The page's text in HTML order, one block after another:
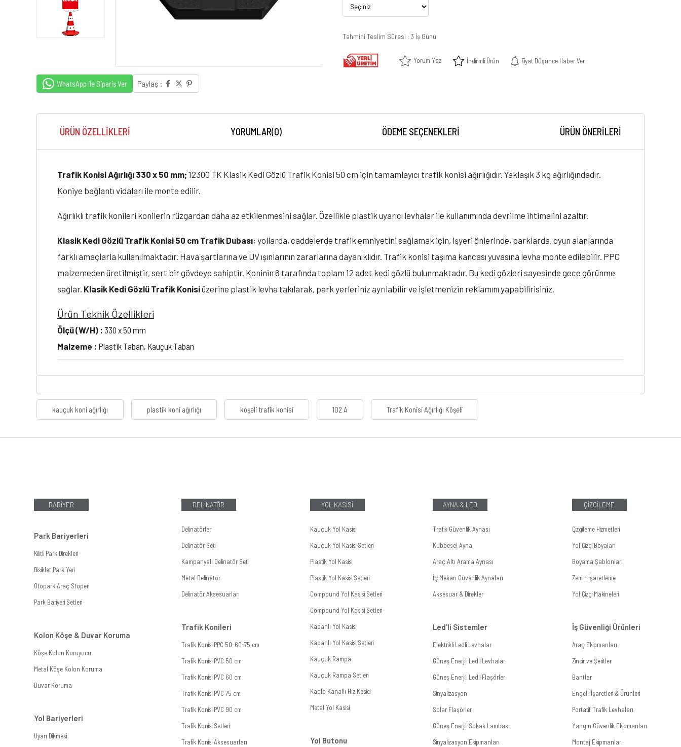
WhatsApp ile Sipariş Ver Paylaş :
Tahmini Teslim Süresi : 3 İş Günü
Yorum Yaz İndirimli Ürün Fiyat Düşünce Haber Ver
ÜRÜN ÖZELLIKLERI YORUMLAR(0) ÖDEME SEÇENEKLERI ÜRÜN ÖNERILERI
Trafik Konisi Ağırlığı 330 x 50 mm; 12300 TK Klasik Kedi Gözlü Trafik Konisi 50 cm için tamamlayıcı trafik konisi ağırlığıdır. Yaklaşık 3 kg ağırlığındadır.
Koniye bağlantı vidaları ile monte edilir.
Ağırlıklı trafik konileri konilerin rüzgardan daha az etkilenmesini sağlar. Özellikle plastik uyarıcı levhalar ile kullanımında devrilme ihtimalini azaltır.
Klasik Kedi Gözlü Trafik Konisi 50 cm Trafik Dubası; yollarda, caddelerde trafik emniyetini sağlamak için, işyeri önlerinde, parklarda, oyun alanlarında
farklı amaçlarla kullanılmaktadır. Hava şartlarına ve UV ışınlarının zararlarına dayanıklıdır. Trafik konisi taşıma kancası yuvasına levha monte edilebilir. PPC
malzemeden üretilmiştir, sert bir gövdeye sahiptir. Koninin 6 tarafında toplam 12 adet kedi gözlü bulunmaktadır. Bu kedi gözleri sayesinde gece görünme
sağlar. Klasik Kedi Gözlü Trafik Konisiüzerine plastik levha takılarak, park yerleriniz ayrılabilir ve işletmenizin reklamını yapabilirisiniz.
Ürün Teknik Özellikleri
Ölçü (W/H) : 330 x 50 mm
Malzeme : Plastik Taban, Kauçuk Taban
kauçuk koni ağırlığı plastik koni ağırlığı köşeli trafik konisi 102 A Trafik Konisi Ağırlığı Köşeli
BARİYER
Park Bariyerleri
Kilitli Park Direkleri
Bisiklet Park Yeri
Otopark Araç Stoperi
Park Bariyeri Setleri
Kolon Köşe & Duvar Koruma
Köşe Kolon Koruyucu
Metal Köşe Kolon Koruma
Duvar Koruma
Yol Bariyerleri
Uyarı Dikmesi
DELİNATÖR
Delinatörler
Delinatör Seti
Kampanyalı Delinatör Seti
Metal Delinatör
Delinatör Aksesuarları
Trafik Konileri
Trafik Konisi PPC 50-60-75 cm
Trafik Konisi PVC 50 cm
Trafik Konisi PVC 60 cm
Trafik Konisi PVC 75 cm
Trafik Konisi PVC 90 cm
Trafik Konisi Setleri
Trafik Konisi Aksesuarları
YOL KASİSİ
Kauçuk Yol Kasisi
Kauçuk Yol Kasisi Setleri
Plastik Yol Kasisi
Plastik Yol Kasisi Setleri
Compound Yol Kasisi Setleri
Compound Yol Kasisi Setleri
Kapanlı Yol Kasisi
Kapanlı Yol Kasisi Setleri
Kauçuk Rampa
Kauçuk Rampa Setleri
Kablo Kanallı Hız Kesici
Metal Yol Kasisi
Yol Butonu
AYNA & LED
Trafik Güvenlik Aynası
Kubbesel Ayna
Araç Altı Arama Aynası
İç Mekan Güvenlik Aynaları
Aksesuar & Direkler
Led'li Sistemler
Elektrikli Ledli Levhalar
Güneş Enerjili Ledli Levhalar
Güneş Enerjili Ledli Flaşörler
Sinyalizasyon
Solar Flaşörler
Güneş Enerjili Sokak Lambası
Sinyalizasyon Ekipmanları
ÇİZGİLEME
Çizgileme Hizmetleri
Yol Çizgi Boyaları
Boyama Şablonları
Zemin İşaretleme
Yol Çizgi Makineleri
İş Güvenliği Ürünleri
Araç Ekipmanları
Zincir ve Şeritler
Bantlar
Engelli İşaretleri & Ürünleri
Portatif Trafik Levhaları
Yangın Güvenlik Ekipmanları
Montaj Ekipmanları